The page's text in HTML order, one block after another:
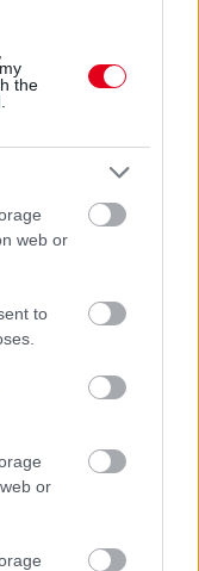
the
web or
to
or
magát Bottas az